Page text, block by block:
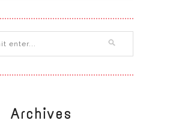
Archives